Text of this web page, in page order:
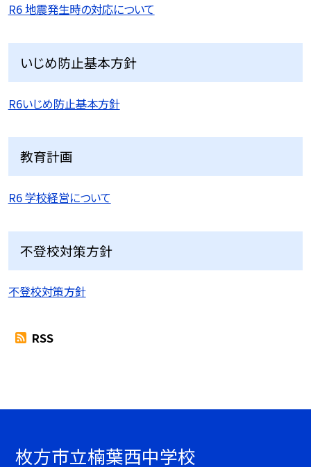
R6 地震発生時の対応について
いじめ防止基本方針
R6いじめ防止基本方針
教育計画
R6 学校経営について
不登校対策方針
不登校対策方針
RSS
枚方市立楠葉西中学校